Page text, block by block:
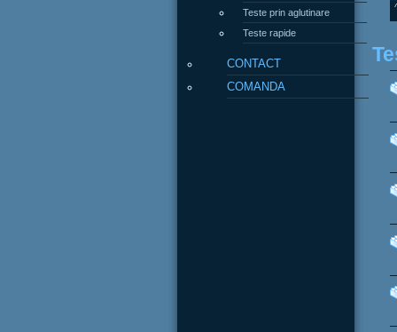
Teste prin aglutinare
Teste rapide
CONTACT
COMANDA